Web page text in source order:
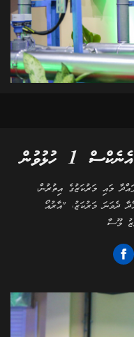
ހުޅުވުން
އުފައްދާ މައި މަރުކަޒުގެ އިތުރުން،
ދެވަނަ މަރުކަޒު، "އާރުއޯ
މޫސާ